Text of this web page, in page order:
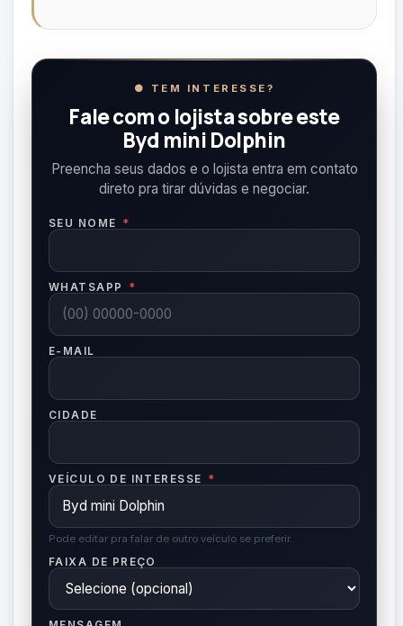
● TEM INTERESSE?
Fale com o lojista sobre este
Byd mini Dolphin
Preencha seus dados e o lojista entra em contato
direto pra tirar dúvidas e negociar.
SEU NOME *
WHATSAPP *
E-MAIL
CIDADE
VEÍCULO DE INTERESSE *
Pode editar pra falar de outro veículo se preferir.
FAIXA DE PREÇO